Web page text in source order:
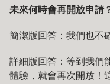
未來何時會再開放申請
簡潔版回答：我們也不
詳細版回答：等到我們
體驗，就會再次開放！